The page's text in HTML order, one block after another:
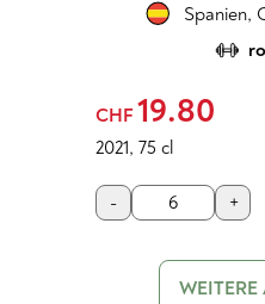
Spanien,
CHF 19.80
2021, 75 cl
- +